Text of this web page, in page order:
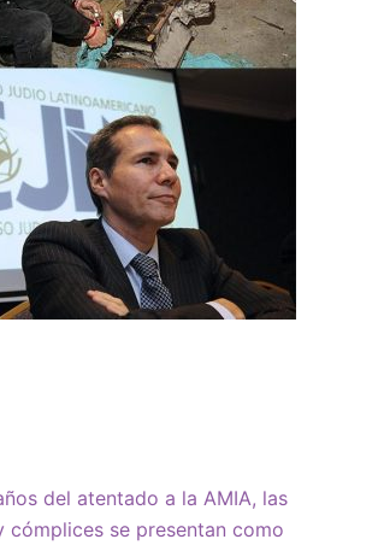
del atentado a la AMIA, las
se presentan como